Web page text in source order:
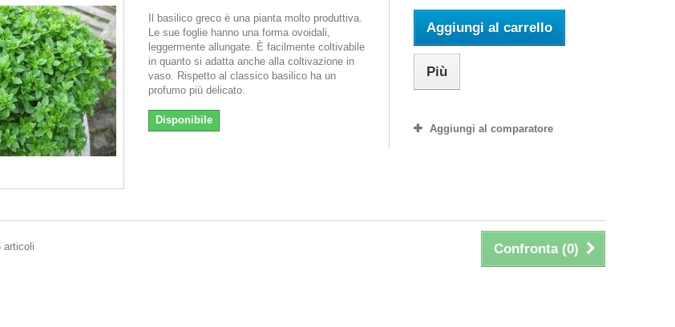
Il basilico greco è una pianta molto produttiva.
Le sue foglie hanno una forma ovoidali,
leggermente allungate. È facilmente coltivabile
in quanto si adatta anche alla coltivazione in
vaso. Rispetto al classico basilico ha un
profumo più delicato.
Disponibile
Aggiungi al carrello
Più
Aggiungi al comparatore
Confronta (0)
articoli